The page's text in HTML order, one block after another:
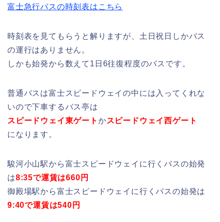
富士急行バスの時刻表はこちら
時刻表を見てもらうと解りますが、土日祝日しかバス
の運行はありません。
しかも始発から数えて1日6往復程度のバスです。
普通バスは富士スピードウェイの中には入ってくれな
いので下車するバス亭は
スピードウェイ東ゲート かスピードウェイ西ゲート
になります。
駿河小山駅から富士スピードウェイに行くバスの始発
は8:35で運賃は660円
御殿場駅から富士スピードウェイに行くバスの始発は
9:40で運賃は540円